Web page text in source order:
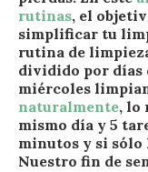
rutinas, el
simplificar tu
rutina de
dividido por días
miércoles
naturalmente, lo
mismo día y 5
minutos y si sólo
Nuestro fin de